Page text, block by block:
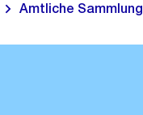
Amtliche Sammlung